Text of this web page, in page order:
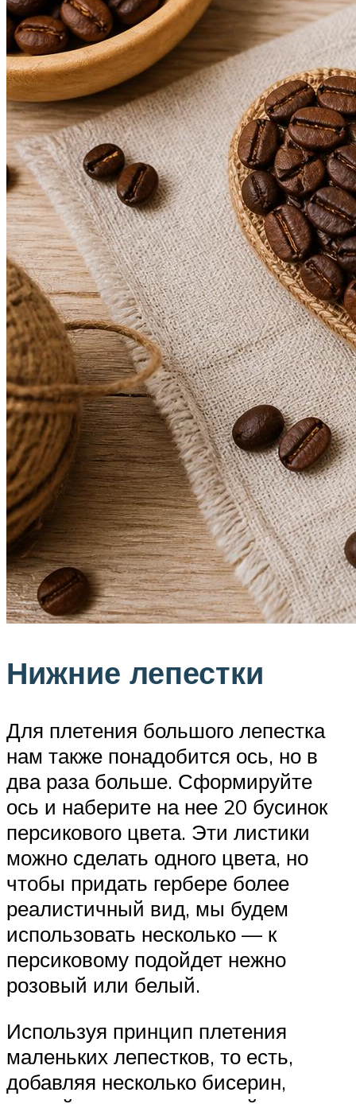
Нижние лепестки
Для плетения большого лепестка
нам также понадобится ось, но в
два раза больше. Сформируйте
ось и наберите на нее 20 бусинок
персикового цвета. Эти листики
можно сделать одного цвета, но
чтобы придать гербере более
реалистичный вид, мы будем
использовать несколько — к
персиковому подойдет нежно
розовый или белый.
Используя принцип плетения
маленьких лепестков, то есть,
добавляя несколько бисерин,